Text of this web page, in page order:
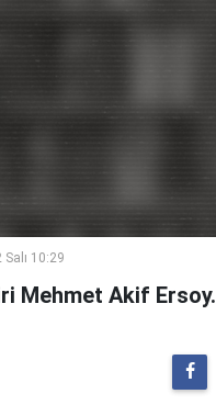
Salı 10:29
Mehmet Akif Ersoy.